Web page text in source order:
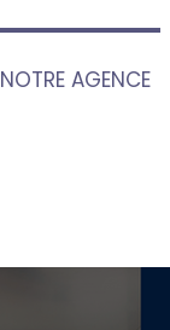
NOTRE AGENCE